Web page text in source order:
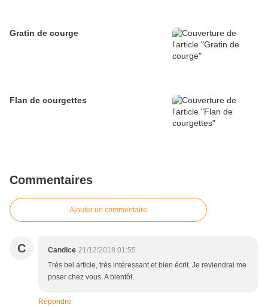
Gratin de courge
Flan de courgettes
Commentaires
Ajouter un commentaire
C Candice 21/12/2018 01:55
Très bel article, très intéressant et bien écrit. Je reviendrai me
poser chez vous. A bientôt.
Répondre